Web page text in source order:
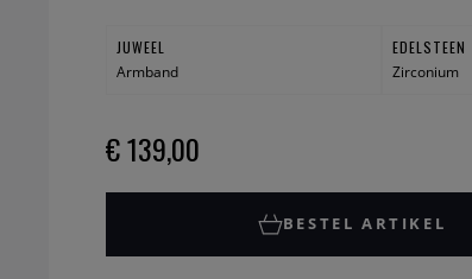
JUWEEL
Armband
EDELSTEEN
Zirconium
€ 139,00
BESTEL ARTIKEL